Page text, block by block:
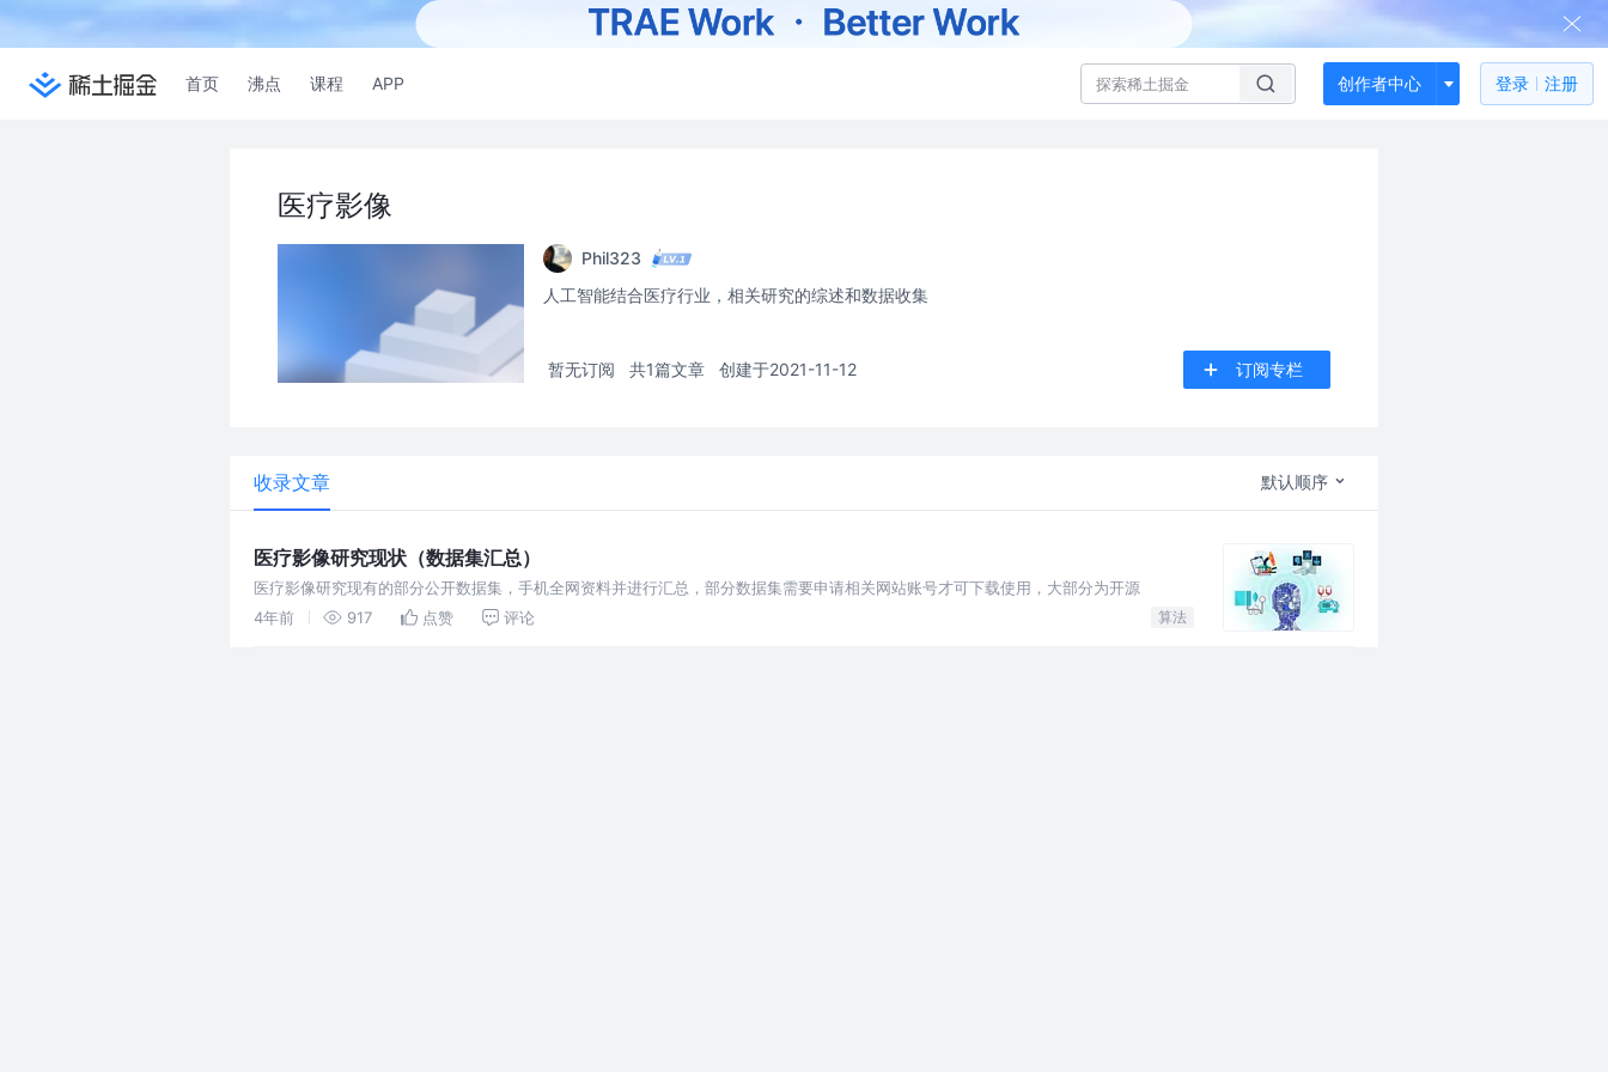
首页 沸点 课程 APP 创作者中心 登录 注册
医疗影像
Phil323
人工智能结合医疗行业，相关研究的综述和数据收集
暂无订阅 共1篇文章 创建于2021-11-12 订阅专栏
收录文章 默认顺序
医疗影像研究现状（数据集汇总）
医疗影像研究现有的部分公开数据集，手机全网资料并进行汇总，部分数据集需要申请相关网站账号才可下载使用，大部分为开源
4年前
917 点赞 评论 算法